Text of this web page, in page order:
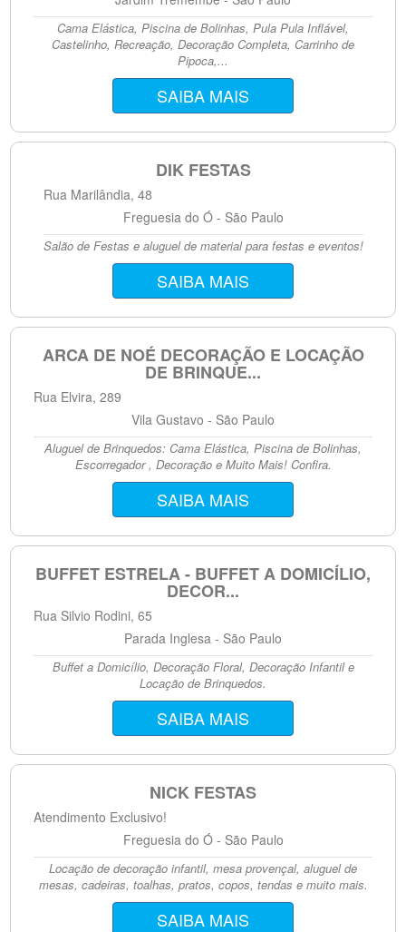
Cama Elástica, Piscina de Bolinhas, Pula Pula Inflável,
Castelinho, Recreação, Decoração Completa, Carrinho de
Pipoca,...
SAIBA MAIS
DIK FESTAS
Rua Marilândia, 48
Freguesia do Ó - São Paulo
Salão de Festas e aluguel de material para festas e eventos!
SAIBA MAIS
ARCA DE NOÉ DECORAÇÃO E LOCAÇÃO
DE BRINQUE...
Rua Elvira, 289
Vila Gustavo - São Paulo
Aluguel de Brinquedos: Cama Elástica, Piscina de Bolinhas,
Escorregador , Decoração e Muito Mais! Confira.
SAIBA MAIS
BUFFET ESTRELA - BUFFET A DOMICÍLIO,
DECOR...
Rua Silvio Rodini, 65
Parada Inglesa - São Paulo
Buffet a Domicílio, Decoração Floral, Decoração Infantil e
Locação de Brinquedos.
SAIBA MAIS
NICK FESTAS
Atendimento Exclusivo!
Freguesia do Ó - São Paulo
Locação de decoração infantil, mesa provençal, aluguel de
mesas, cadeiras, toalhas, pratos, copos, tendas e muito mais.
SAIBA MAIS